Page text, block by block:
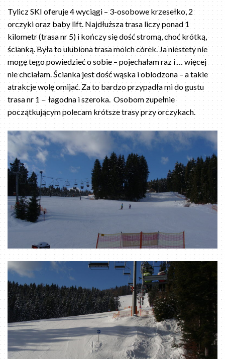
Tylicz SKI oferuje 4 wyciągi – 3-osobowe krzesełko, 2
orczyki oraz baby lift. Najdłuższa trasa liczy ponad 1
kilometr (trasa nr 5) i kończy się dość stromą, choć krótką,
ścianką. Była to ulubiona trasa moich córek. Ja niestety nie
mogę tego powiedzieć o sobie – pojechałam raz i … więcej
nie chciałam. Ścianka jest dość wąska i oblodzona – a takie
atrakcje wolę omijać. Za to bardzo przypadła mi do gustu
trasa nr 1 – łagodna i szeroka. Osobom zupełnie
początkującym polecam krótsze trasy przy orczykach.